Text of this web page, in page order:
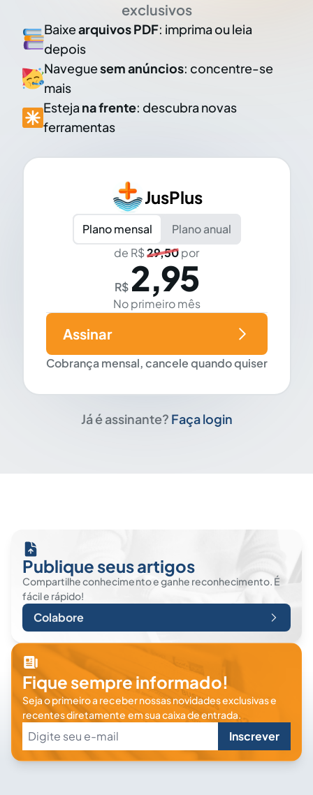
exclusivos
Baixearquivos PDF: imprima ou leia
depois
Naveguesem anúncios: concentre-se
mais
Esteja na frente: descubra novas
ferramentas
JusPlus
Plano mensal
Plano anual
de R$29,50por
R$ 2,95
No primeiro mês
Cobrança mensal, cancele quando quiser
Assinar
Já é assinante? Faça login
Publique seus artigos
Compartilhe conhecimento e ganhe reconhecimento. É
fácil e rápido!
Colabore
Fique sempre informado!
Seja o primeiro a receber nossas novidades exclusivas e
recentes diretamente em sua caixa de entrada.
Inscrever